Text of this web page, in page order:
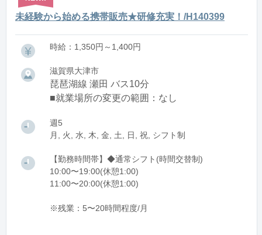
未経験から始める携帯販売★研修充実！/H140399
時給：1,350円～1,400円
滋賀県大津市
琵琶湖線 瀬田 バス10分
■就業場所の変更の範囲：なし
週5
月, 火, 水, 木, 金, 土, 日, 祝, シフト制
【勤務時間帯】◆通常シフト(時間交替制)
10:00〜19:00(休憩1:00)
11:00〜20:00(休憩1:00)
※残業：5〜20時間程度/月